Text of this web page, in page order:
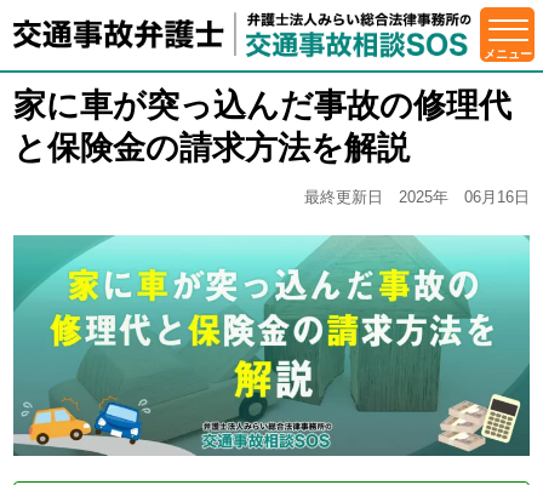
家に車が突っ込んだ事故の修理代
と保険金の請求方法を解説
最終更新日 2025年 06月16日